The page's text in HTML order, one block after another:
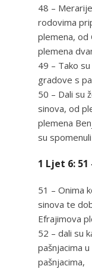
48 –
rodovima
plemena, od
plemena
49 – Tako
gradove s
50 – Dali su
sinova, od
plemena
su
1 Ljet 6: 51
51 – Onima
sinova te
Efrajimova
52 – dali su
pašnjacima
pašnjacima,